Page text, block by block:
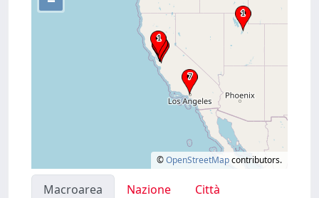
©OpenStreetMapcontributors.
Macroarea Nazione
Città